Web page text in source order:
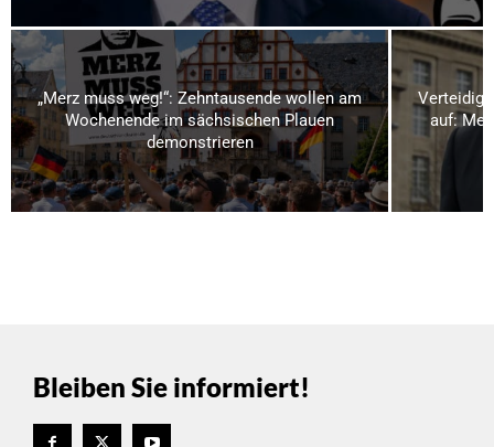
„Merz muss weg!“: Zehntausende wollen am
Wochenende im sächsischen Plauen
demonstrieren
auf:
Bleiben Sie informiert!